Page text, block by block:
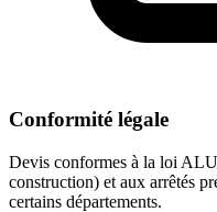
Conformité légale
Devis conformes à la loi
construction) et aux arrêtés
certains départements.